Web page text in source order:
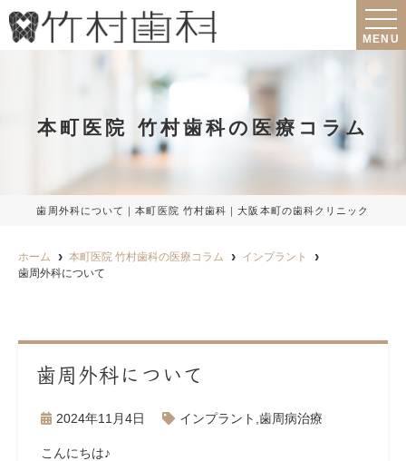
MENU
本町医院 竹村歯科の医療コラム
歯周外科について｜本町医院 竹村歯科｜大阪本町の歯科クリニック
ホーム 本町医院 竹村歯科の医療コラム
インプラント
歯周外科について
歯周外科について
2024年11月4日 インプラント 歯周病治療
こんにちは♪